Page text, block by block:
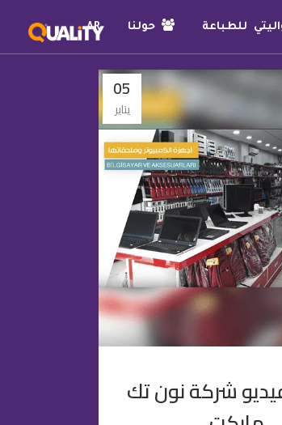
للطباعة حولنا AR
05
يناير
شركة نون تك